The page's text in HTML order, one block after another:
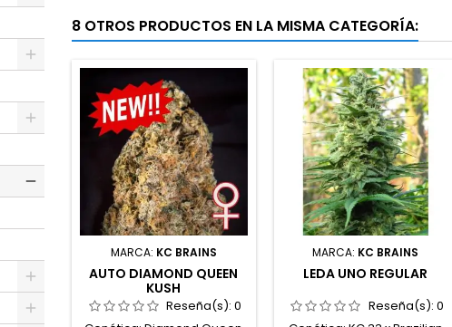
8 OTROS PRODUCTOS EN LA MISMA CATEGORÍA:
MARCA: KC BRAINS
AUTO DIAMOND QUEEN
KUSH
Reseña(s):0
MARCA: KC BRAINS
LEDA UNO REGULAR
Reseña(s): 0